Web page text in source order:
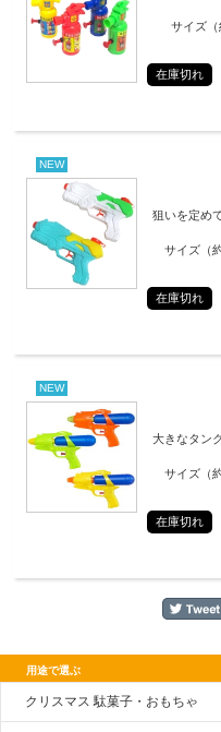
サイズ
在庫切れ
NEW
狙いを定め
サイズ（
在庫切れ
NEW
大きなタン
サイズ（
在庫切れ
用途で選ぶ
クリスマス 駄菓子・おもちゃ